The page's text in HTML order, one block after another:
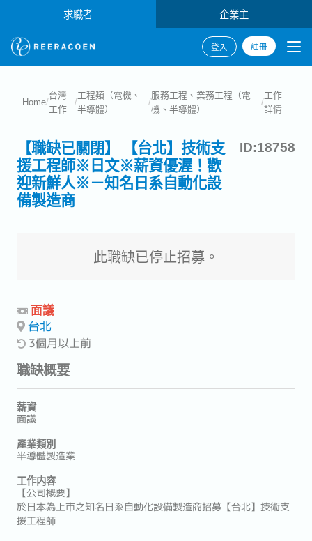
求職者 企業主
登入 註冊
Home/
台灣
工作
/
工程類（電機、
半導體）
/
服務工程、業務工程（電
機、半導體）
/
工作
詳情
【職缺已關閉】 【台北】技術支
援工程師※日文※薪資優渥！歡
迎新鮮人※－知名日系自動化設
備製造商
ID:18758
此職缺已停止招募。
面議
台北
3個月以上前
職缺概要
薪資
面議
產業類別
半導體製造業
工作内容
【公司概要】
於日本為上市之知名日系自動化設備製造商招募【台北】技術支
援工程師